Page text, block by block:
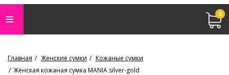
0
Главная Женские сумки
Кожаные сумки
Женская кожаная сумка MANIA silver-gold